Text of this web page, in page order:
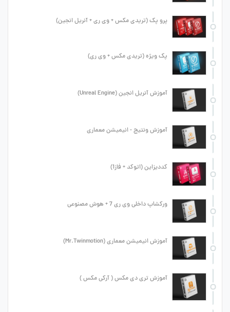
پرو پک (تریدی مکس + وی ری + آنریل انجین)
پک ویژه (تریدی مکس + وی ری)
آموزش آنریل انجین (Unreal Engine)
آموزش ونتیج - انیمیشن معماری
کددیزاین (اتوکد + فاز1)
ورکشاپ داخلی وی ری 7 + هوش مصنوعی
آموزش انیمیشن معماری (Mr.Twinmotion)
آموزش تری دی مکس ( آرکی مکس )